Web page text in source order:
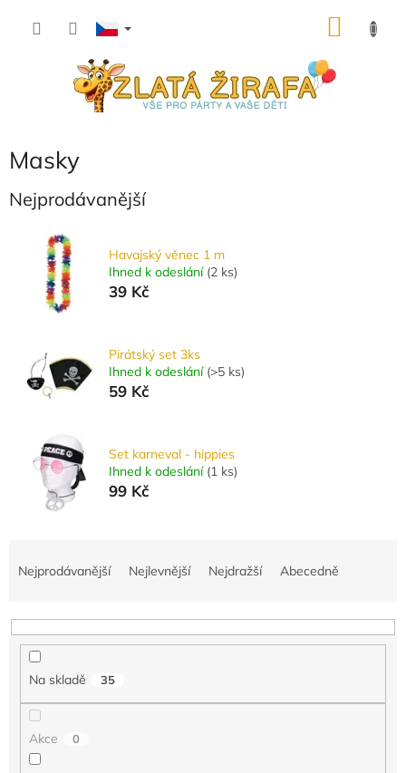
Masky
Nejprodávanější
Havajský věnec 1 m
Ihned k odeslání (2 ks)
39 Kč
Pirátský set 3ks
Ihned k odeslání (>5 ks)
59 Kč
Set karneval - hippies
Ihned k odeslání (1 ks)
99 Kč
n
Nejprodávanější Nejlevnější Nejdražší Abecedně
Na skladě 35
Akce 0